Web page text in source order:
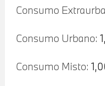
Consumo
Consumo Urbano:
Consumo Misto: